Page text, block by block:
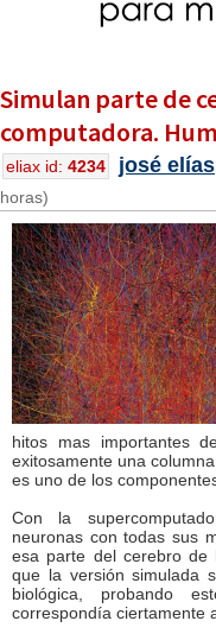
Simulan parte de
computadora.
eliax id: 4234 josé elías
horas)
hitos mas importantes
exitosamente una
es uno de los
Con la
neuronas con todas sus
esa parte del cerebro
que la versión simulada
biológica, probando
correspondía ciertamente